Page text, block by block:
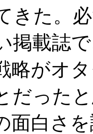
きた。
掲載誌
略がオ
だった
面白さ